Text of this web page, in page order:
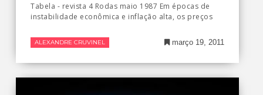
Tabela - revista 4 Rodas maio 1987 Em épocas de
instabilidade econômica e inflação alta, os preços
ALEXANDRE CRUVINEL março 19, 2011